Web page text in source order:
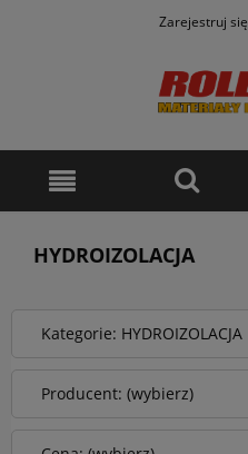
Zarejestruj się
HYDROIZOLACJA
Kategorie: HYDROIZOLACJA
Producent: (wybierz)